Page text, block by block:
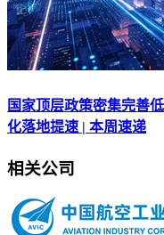
国家顶层政策密集完善
化落地提速 | 本周速递
相关公司